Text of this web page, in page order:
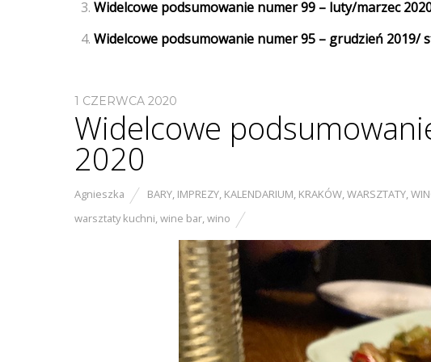
Widelcowe podsumowanie numer 99 – luty/marzec
Widelcowe podsumowanie numer 95 – grudzień 2019/
1 CZERWCA 2020
Widelcowe
2020
Agnieszka BARY, IMPREZY, KALENDARIUM, KRAKÓW,WARSZTATY,
warsztaty kuchni,wine bar,wino